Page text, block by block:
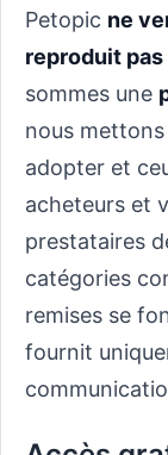
Petopic ne
reproduit pas
sommes une
nous
adopter et
acheteurs et
prestataires
catégories
remises se
fournit